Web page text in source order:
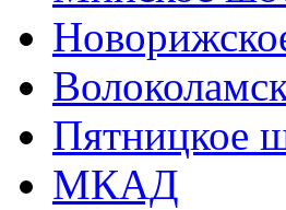
Пятницкое
МКАД